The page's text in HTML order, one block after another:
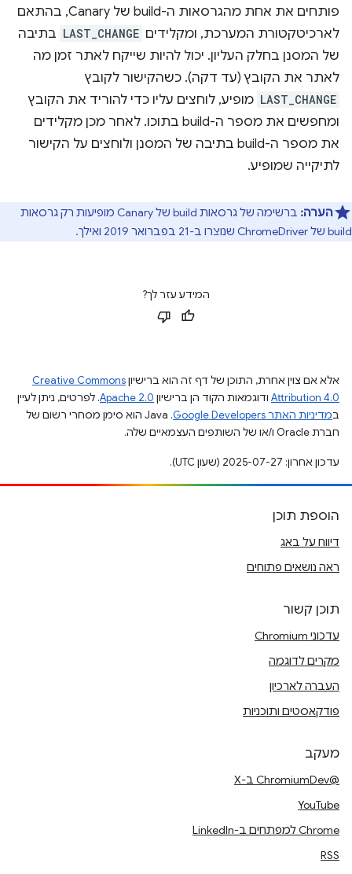
פותחים את אחת מהגרסאות ה-build של Canary, בהתאם
לארכיטקטורת המערכת, ומקלידים LAST_CHANGE בתיבה
של המסנן בחלק העליון. יכול להיות שייקח לאתר זמן מה
לאתר את הקובץ (עד דקה). כשהקישור לקובץ
LAST_CHANGE מופיע, לוחצים עליו כדי להוריד את הקובץ
ומחפשים את מספר ה-build בתוכו. לאחר מכן מקלידים
את מספר ה-build בתיבה של המסנן ולוחצים על הקישור
לתיקייה שמופיע.
הערה:
ברשימה של גרסאות build של Canary מופיעות רק גרסאות
build של ChromeDriver שנוצרו ב-21 בפברואר 2019 ואילך.
המידע עזר לך?
אלא אם צוין אחרת, התוכן של דף זה הוא ברישיוןCreative Commons
Attribution 4.0 ודוגמאות הקוד הן ברישיון Apache 2.0. לפרטים, ניתן לעיין
במדיניות האתר Google Developers‏
.‏ Java הוא סימן מסחרי רשום של
חברת Oracle ו/או של השותפים העצמאיים שלה.
עדכון אחרון: 2025-07-27 (שעון UTC).
הוספת תוכן
דיווח על באג
ראה נושאים פתוחים
תוכן קשור
עדכוני Chromium
מקרים לדוגמה
העברה לארכיון
פודקאסטים ותוכניות
מעקב
@ChromiumDev ב-X
YouTube
Chrome למפתחים ב-LinkedIn
RSS